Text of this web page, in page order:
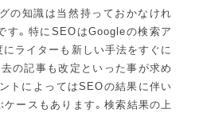
の知識は当然持っておかなけれ
す。特にSEOはGoogleの検索ア
ライターも新しい手法をすぐに
の記事も改定といった事が求め
トによってはSEOの結果に伴い
ースもあります。検索結果の上